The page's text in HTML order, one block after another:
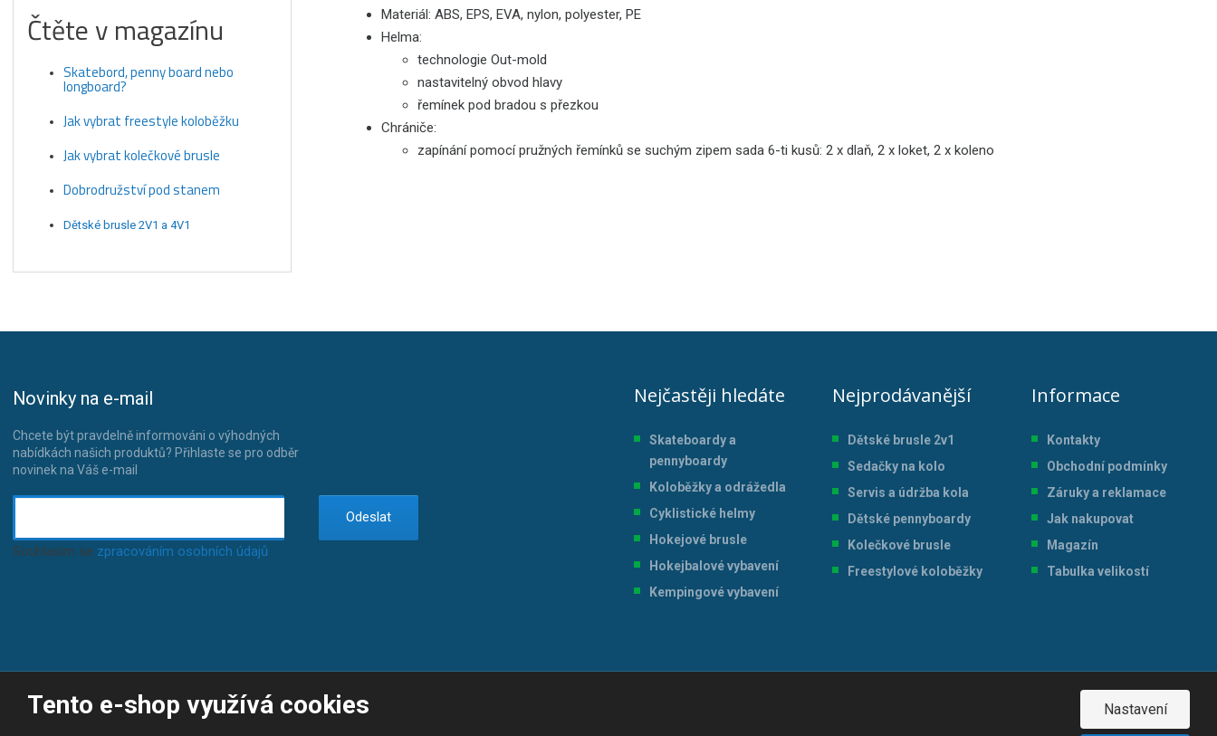
Tento e-shop využívá cookies Nastavení
Materiál: ABS, EPS, EVA, nylon, polyester, PE
Helma:
technologie Out-mold
nastavitelný obvod hlavy
řemínek pod bradou s přezkou
Chrániče:
zapínání pomocí pružných řemínků se suchým zipem sada 6-ti kusů: 2 x dlaň, 2 x loket, 2 x koleno
Čtěte v magazínu
Skatebord, penny board nebo
longboard?
Jak vybrat freestyle koloběžku
Jak vybrat kolečkové brusle
Dobrodružství pod stanem
Dětské brusle 2V1 a 4V1
Novinky na e-mail
Chcete být pravdelně informováni o výhodných
nabídkách našich produktů? Přihlaste se pro odběr
novinek na Váš e-mail
Odeslat
Souhlasím se zpracováním osobních údajů.
Nejčastěji hledáte
Skateboardy a
pennyboardy
Koloběžky a odrážedla
Cyklistické helmy
Hokejové brusle
Hokejbalové vybavení
Kempingové vybavení
Nejprodávanější
Dětské brusle 2v1
Sedačky na kolo
Servis a údržba kola
Dětské pennyboardy
Kolečkové brusle
Freestylové koloběžky
Informace
Kontakty
Obchodní podmínky
Záruky a reklamace
Jak nakupovat
Magazín
Tabulka velikostí
© 2026, JP-SPORT.CZ SPORTOVNÍ POTŘEBY
Prohlášení o přístupnosti
|Mapa stránek | |GDPR